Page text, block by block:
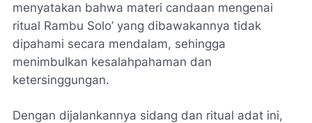
menyatakan bahwa materi candaan mengenai
ritual Rambu Solo’ yang dibawakannya tidak
dipahami secara mendalam, sehingga
menimbulkan kesalahpahaman dan
ketersinggungan.
Dengan dijalankannya sidang dan ritual adat ini,